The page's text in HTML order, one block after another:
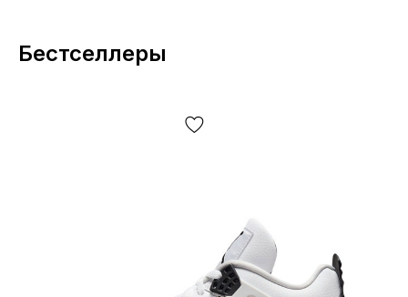
Jordan 1 Retro Low Travis Scott Reverse Mocha (артикул
DM7866-162) — это низкая версия культового силуэта,
в городе. В основе пары — прочная cupsole-
конструкция, которая обеспечивает стабильность на
при регулярной носке, что особенно важно для
демисезонного ритма и длительных прогулок.
Бестселлеры